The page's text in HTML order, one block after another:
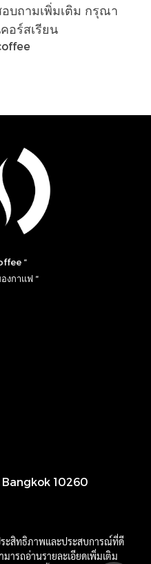
บถามเพิ่มเติม กรุณา
อร์สเรียน
“
งกาแฟ “
10260
ระสิทธิภาพและประสบการณ์ที่ดี
ารถอ่านรายละเอียดเพิ่มเติม